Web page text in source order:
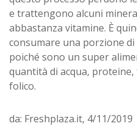
e trattengono alcuni
abbastanza vitamine. È
consumare una porzione
poiché sono un super
quantità di acqua, proteine,
folico.
da: Freshplaza.it, 4/11/2019